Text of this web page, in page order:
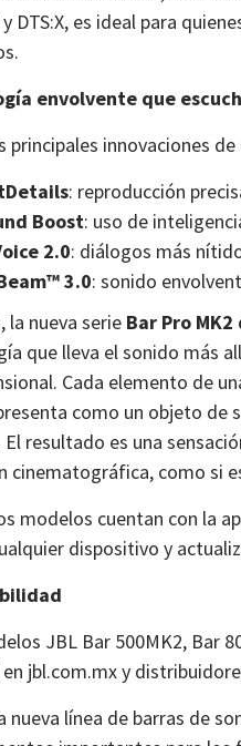
DTS:X, es ideal para
envolvente que
principales innovaciones
: reproducción
Boost: uso de
2.0: diálogos más
3.0: sonido
la nueva serie Bar Pro MK2
que lleva el sonido más
Cada elemento de
como un objeto de
El resultado es una
cinematográfica, como si
modelos cuentan con la
dispositivo y
JBL Bar 500MK2, Bar
en jbl.com.mx y
nueva línea de barras de